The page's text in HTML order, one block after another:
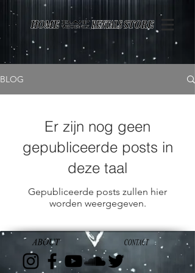
BLOG
Er zijn nog geen
gepubliceerde posts in
deze taal
Gepubliceerde posts zullen hier
worden weergegeven.